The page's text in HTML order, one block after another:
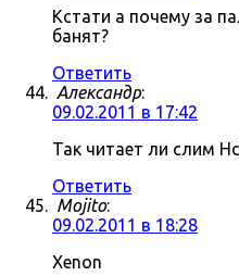
Кстати а почему за
банят?
Ответить
Александр:
09.02.2011 в 17:42
Так читает ли слим
Ответить
Mojito:
09.02.2011 в 18:28
Xenon